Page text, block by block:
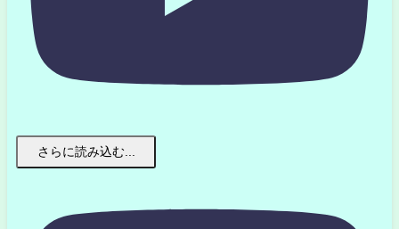
さらに読み込む...